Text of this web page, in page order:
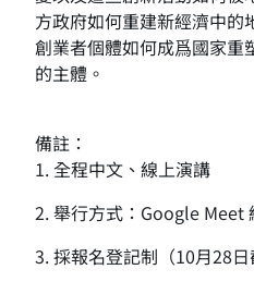
方政府如何重建新經濟中
創業者個體如何成爲國家重
的主體。
備註：
1. 全程中文、線上演講
2. 舉行方式：Google Meet
3. 採報名登記制（10月28日